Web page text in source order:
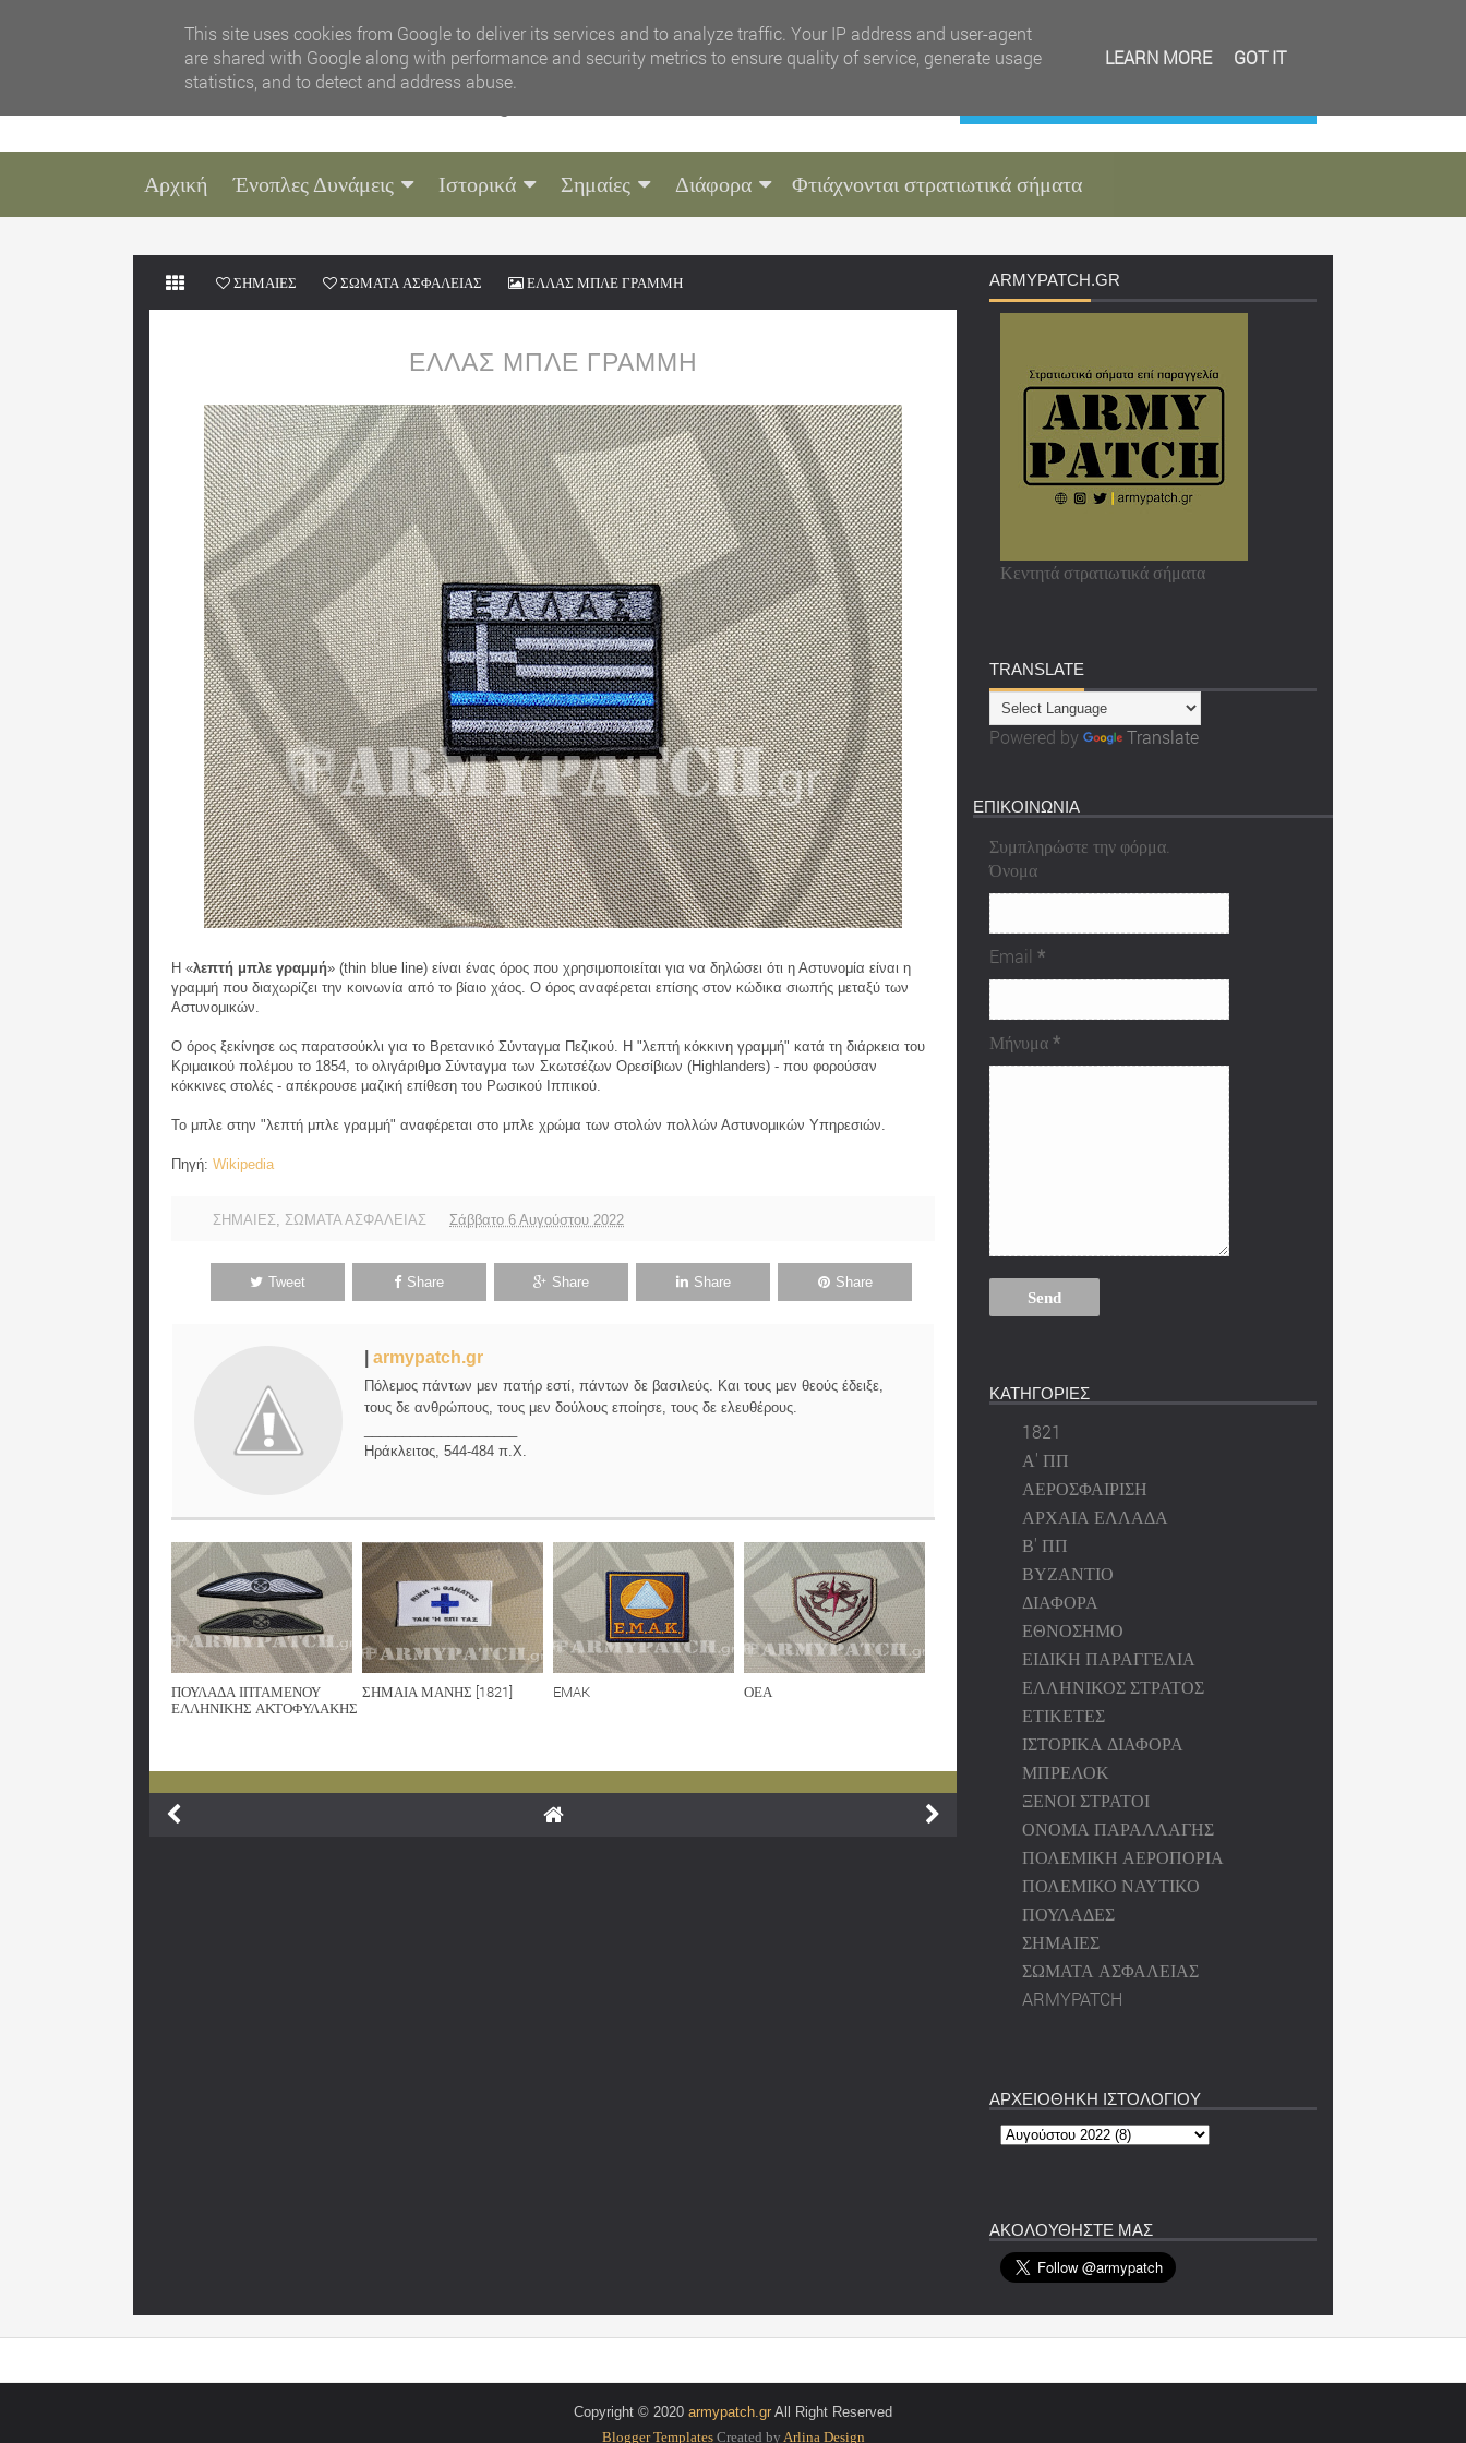
Αρχική Ένοπλες Δυνάμεις Ιστορικά Σημαίες Διάφορα Φτιάχνονται στρατιωτικά σήματα
ΣΗΜΑΙΕΣ ΣΩΜΑΤΑ ΑΣΦΑΛΕΙΑΣ ΕΛΛΑΣ ΜΠΛΕ ΓΡΑΜΜΗ
ΕΛΛΑΣ ΜΠΛΕ ΓΡΑΜΜΗ
Η «λεπτή μπλε γραμμή» (thin blue line) είναι ένας όρος που χρησιμοποιείται για να δηλώσει ότι η Αστυνομία είναι η
γραμμή που διαχωρίζει την κοινωνία από το βίαιο χάος. Ο όρος αναφέρεται επίσης στον κώδικα σιωπής μεταξύ των
Αστυνομικών.
Ο όρος ξεκίνησε ως παρατσούκλι για το Βρετανικό Σύνταγμα Πεζικού. Η "λεπτή κόκκινη γραμμή" κατά τη διάρκεια του
Κριμαικού πολέμου το 1854, το ολιγάριθμο Σύνταγμα των Σκωτσέζων Ορεσίβιων (Highlanders) - που φορούσαν
κόκκινες στολές - απέκρουσε μαζική επίθεση του Ρωσικού Ιππικού.
Το μπλε στην "λεπτή μπλε γραμμή" αναφέρεται στο μπλε χρώμα των στολών πολλών Αστυνομικών Υπηρεσιών.
Πηγή: Wikipedia
ΣΗΜΑΙΕΣ, ΣΩΜΑΤΑ ΑΣΦΑΛΕΙΑΣ Σάββατο 6 Αυγούστου 2022
Tweet Share Share Share Share
armypatch.gr
Πόλεμος πάντων μεν πατήρ εστί, πάντων δε βασιλεύς. Και τους μεν θεούς έδειξε,
τους δε ανθρώπους, τους μεν δούλους εποίησε, τους δε ελευθέρους.
Ηράκλειτος, 544-484 π.Χ.
ΠΟΥΛΑΔΑ ΙΠΤΑΜΕΝΟΥ
ΕΛΛΗΝΙΚΗΣ ΑΚΤΟΦΥΛΑΚΗΣ
ΣΗΜΑΙΑ ΜΑΝΗΣ [1821] EMAK ΟΕΑ
ARMYPATCH.GR
Κεντητά στρατιωτικά σήματα
TRANSLATE
Powered by Translate
ΕΠΙΚΟΙΝΩΝΙΑ
Συμπληρώστε την φόρμα.
Όνομα
Email *
Μήνυμα*
ΚΑΤΗΓΟΡΙΕΣ
1821
Α' ΠΠ
ΑΕΡΟΣΦΑΙΡΙΣΗ
ΑΡΧΑΙΑ ΕΛΛΑΔΑ
Β' ΠΠ
ΒΥΖΑΝΤΙΟ
ΔΙΑΦΟΡΑ
ΕΘΝΟΣΗΜΟ
ΕΙΔΙΚΗ ΠΑΡΑΓΓΕΛΙΑ
ΕΛΛΗΝΙΚΟΣ ΣΤΡΑΤΟΣ
ΕΤΙΚΕΤΕΣ
ΙΣΤΟΡΙΚΑ ΔΙΑΦΟΡΑ
ΜΠΡΕΛΟΚ
ΞΕΝΟΙ ΣΤΡΑΤΟΙ
ΟΝΟΜΑ ΠΑΡΑΛΛΑΓΗΣ
ΠΟΛΕΜΙΚΗ ΑΕΡΟΠΟΡΙΑ
ΠΟΛΕΜΙΚΟ ΝΑΥΤΙΚΟ
ΠΟΥΛΑΔΕΣ
ΣΗΜΑΙΕΣ
ΣΩΜΑΤΑ ΑΣΦΑΛΕΙΑΣ
ARMYPATCH
ΑΡΧΕΙΟΘΗΚΗ ΙΣΤΟΛΟΓΙΟΥ
ΑΚΟΛΟΥΘΗΣΤΕ ΜΑΣ
Copyright © 2020 armypatch.gr All Right Reserved
Blogger TemplatesCreated by Arlina Design
This site uses cookies from Google to deliver its services and to analyze traffic. Your IP address and user-agent
are shared with Google along with performance and security metrics to ensure quality of service, generate usage
statistics, and to detect and address abuse.
LEARN MORE GOT IT